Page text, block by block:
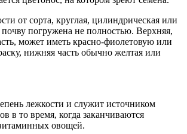
от сорта, круглая, цилиндрическая или
почву погружена не полностью. Верхняя,
может иметь красно-фиолетовую или
нижняя часть обычно желтая или
лежкости и служит источником
в то время, когда заканчиваются
овощей.